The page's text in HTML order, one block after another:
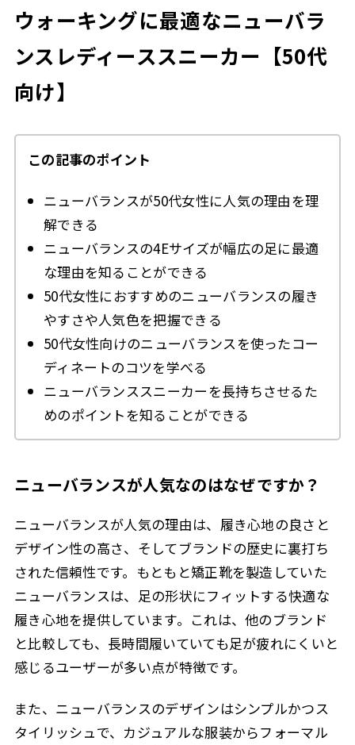
ウォーキングに最適なニューバラ
ンスレディーススニーカー【50代
向け】
この記事のポイント
ニューバランスが50代女性に人気の理由を理
解できる
ニューバランスの4Eサイズが幅広の足に最適
な理由を知ることができる
50代女性におすすめのニューバランスの履き
やすさや人気色を把握できる
50代女性向けのニューバランスを使ったコー
ディネートのコツを学べる
ニューバランススニーカーを長持ちさせるた
めのポイントを知ることができる
ニューバランスが人気なのはなぜですか？
ニューバランスが人気の理由は、履き心地の良さと
デザイン性の高さ、そしてブランドの歴史に裏打ち
された信頼性です。もともと矯正靴を製造していた
ニューバランスは、足の形状にフィットする快適な
履き心地を提供しています。これは、他のブランド
と比較しても、長時間履いていても足が疲れにくいと
感じるユーザーが多い点が特徴です。
また、ニューバランスのデザインはシンプルかつス
タイリッシュで、カジュアルな服装からフォーマル